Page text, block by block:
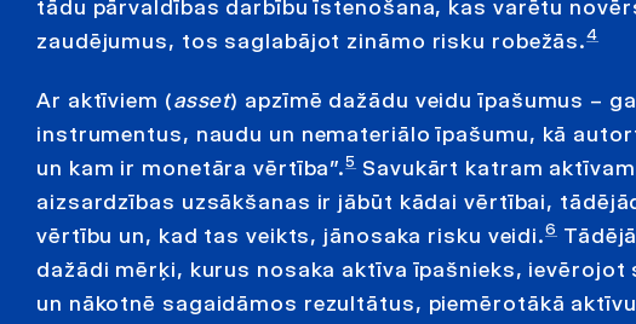
tādu pārvaldības darbību īstenošana, kas varētu
zaudējumus, tos saglabājot zināmo risku robežās.4
Ar aktīviem (asset) apzīmē dažādu veidu īpašumus –
instrumentus, naudu un nemateriālo īpašumu, kā
un kam ir monetāra vērtība”.5 Savukārt katram
aizsardzības uzsākšanas ir jābūt kādai vērtībai,
vērtību un, kad tas veikts, jānosaka risku veidi.6
dažādi mērķi, kurus nosaka aktīva īpašnieks,
un nākotnē sagaidāmos rezultātus, piemērotākā